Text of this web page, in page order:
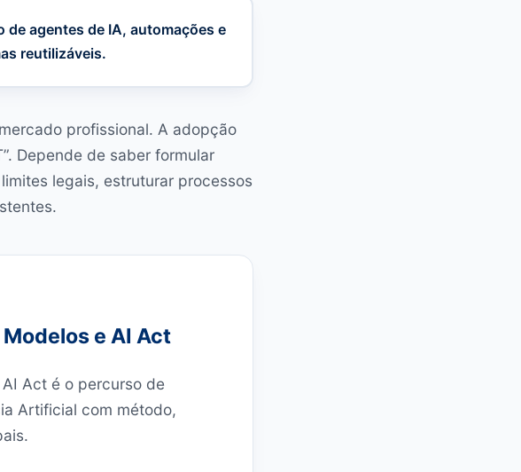
de agentes de IA, automações e
reutilizáveis.
profissional. A adopção
Depende de saber formular
legais, estruturar processos
e AI Act
Act é o percurso de
Artificial com método,